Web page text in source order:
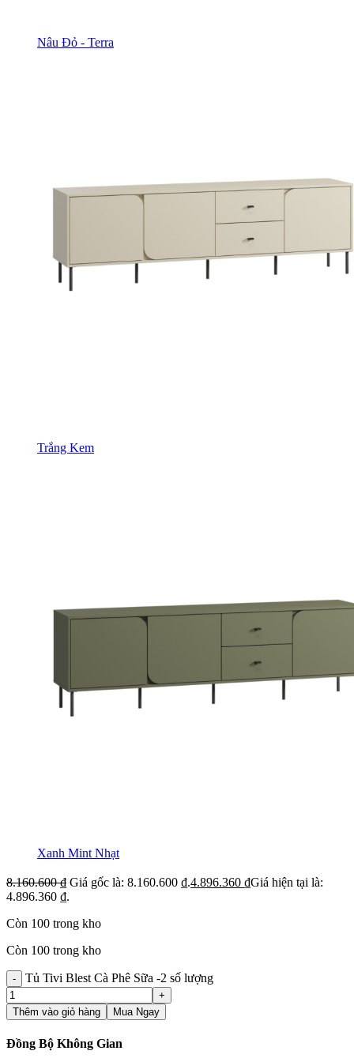
Nâu Đỏ - Terra
Trắng Kem
Xanh Mint Nhạt
8.160.600₫ Giá gốc là: 8.160.600 ₫.4.896.360 ₫Giá hiện tại là:
4.896.360 ₫.
Còn 100 trong kho
Còn 100 trong kho
Tủ Tivi Blest Cà Phê Sữa -2 số lượng
Thêm vào giỏ hàng Mua Ngay
Đồng Bộ Không Gian